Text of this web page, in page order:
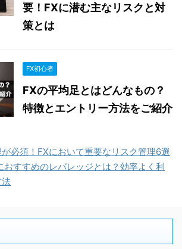
要！FXに潜む主なリスクと対
策とは
FX初心者
FXの平均足とはどんなもの？
特徴とエントリー方法をご紹介
が必須！FXにおいて重要なリスク管理6選
おすすめのレバレッジとは？効率よく利